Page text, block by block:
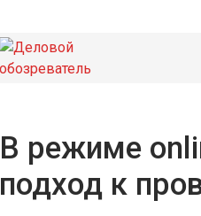
В режиме
подход к